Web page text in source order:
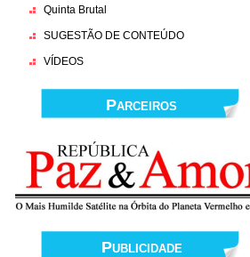
Quinta Brutal
SUGESTÃO DE CONTEÚDO
VÍDEOS
Parceiros
Publicidade